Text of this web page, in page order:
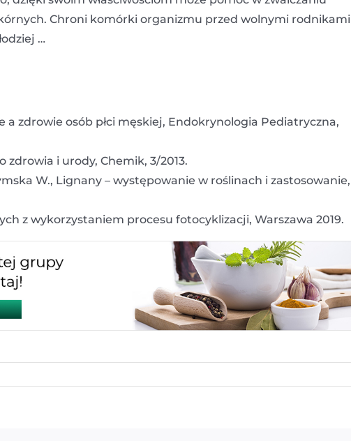
Chroni komórki organizmu przed wolnymi rodnikami
…
a zdrowie osób płci męskiej, Endokrynologia Pediatryczna,
zdrowia i urody, Chemik, 3/2013.
W., Lignany – występowanie w roślinach i zastosowanie,
z wykorzystaniem procesu fotocyklizacji, Warszawa 2019.